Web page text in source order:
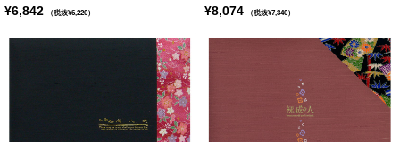
¥6,842 （税抜¥6,220） ¥8,074 （税抜¥7,340）